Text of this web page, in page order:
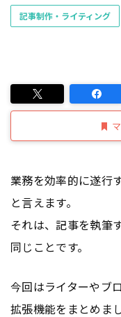
記事制作・ライティング
業務を効率的に遂行
と言えます。
それは、記事を執筆
同じことです。
今回はライターやブ
拡張機能をまとめま